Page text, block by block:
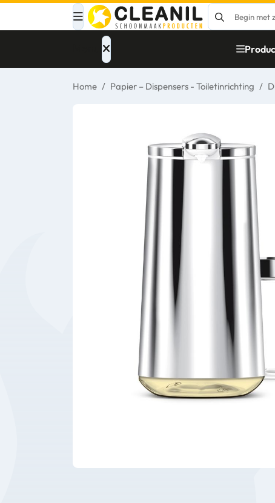
Materialen
Reinigingsmiddelen
Papier – Dispensers
- Toiletinrichting
Glasbewassing
Bedrijfsbenodigdheden
Machines
Persoonlijke
Bescherming
Home / Papier – Dispensers - Toiletinrichting /